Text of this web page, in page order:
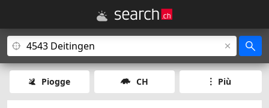
Piogge CH Più